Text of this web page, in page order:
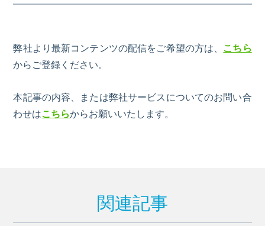
弊社より最新コンテンツの配信をご希望の方は、 こちら
からご登録ください。
本記事の内容、または弊社サービスについてのお問い合
わせはこちらからお願いいたします。
関連記事